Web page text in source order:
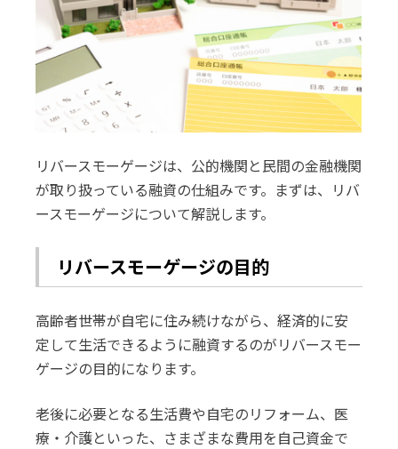
リバースモーゲージは、公的機関と民間の金融機関
が取り扱っている融資の仕組みです。まずは、リバ
ースモーゲージについて解説します。
リバースモーゲージの目的
高齢者世帯が自宅に住み続けながら、経済的に安
定して生活できるように融資するのがリバースモー
ゲージの目的になります。
老後に必要となる生活費や自宅のリフォーム、医
療・介護といった、さまざまな費用を自己資金で